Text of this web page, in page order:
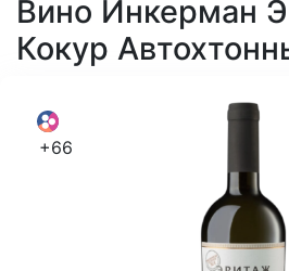
Вино Инкерман
Кокур
+66